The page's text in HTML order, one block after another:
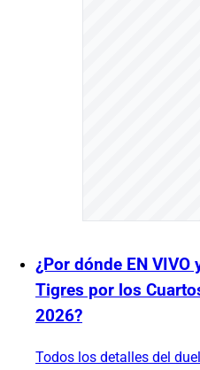
¿Por dónde EN
Tigres por los
2026?
Todos los detalles del